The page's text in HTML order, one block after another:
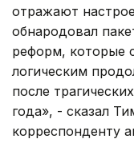
отражают
обнародовал
реформ, которые
логическим
после
года», - сказал
корреспонденту